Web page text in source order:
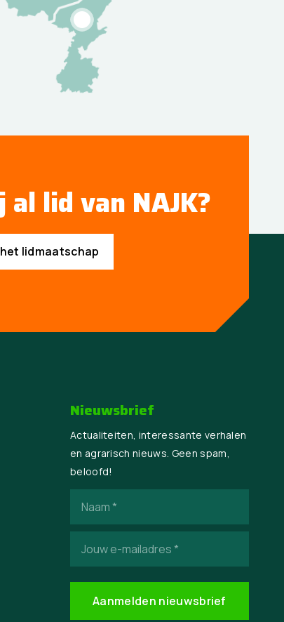
al lid van NAJK?
lidmaatschap
Nieuwsbrief
Actualiteiten, interessante verhalen
en agrarisch nieuws. Geen spam,
beloofd!
mailadres